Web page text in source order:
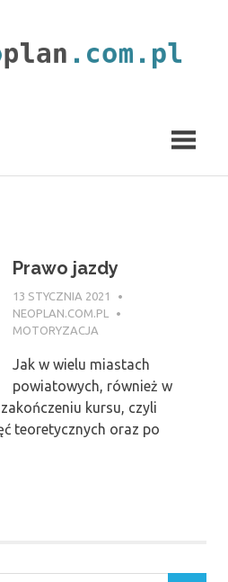
Prawo jazdy
13 STYCZNIA 2021
NEOPLAN.COM.PL
MOTORYZACJA
Jak w wielu miastach
powiatowych, również w
kursu, czyli
teoretycznych oraz po